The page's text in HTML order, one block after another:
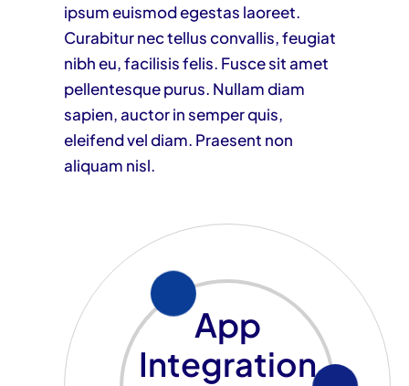
ipsum euismod egestas laoreet.
Curabitur nec tellus convallis, feugiat
nibh eu, facilisis felis. Fusce sit amet
pellentesque purus. Nullam diam
sapien, auctor in semper quis,
eleifend vel diam. Praesent non
aliquam nisl.
App
Integration